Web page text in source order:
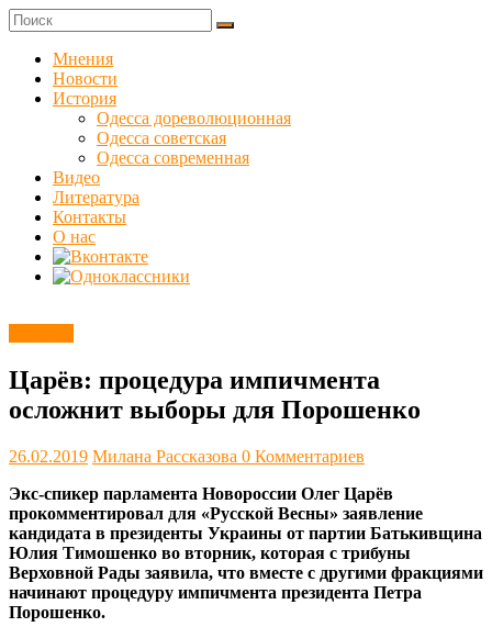
Skip
to
content
Куликовец
Сайт
одесского
сопротивления
Мнения
Новости
История
Одесса дореволюционная
Одесса советская
Одесса современная
Видео
Литература
Контакты
О нас
Царёв: процедура импичмента
осложнит выборы для Порошенко
26.02.2019 Милана Рассказова 0 Комментариев
Экс-спикер парламента Новороссии Олег Царёв
прокомментировал для «Русской Весны» заявление
кандидата в президенты Украины от партии Батькивщина
Юлия Тимошенко во вторник, которая с трибуны
Верховной Рады заявила, что вместе с другими фракциями
начинают процедуру импичмента президента Петра
Порошенко.